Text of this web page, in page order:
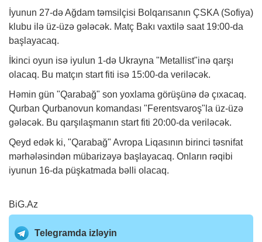
İyunun 27-də Ağdam təmsilçisi Bolqarısanın ÇSKA (Sofiya)
klubu ilə üz-üzə gələcək. Matç Bakı vaxtilə saat 19:00-da
başlayacaq.
İkinci oyun isə iyulun 1-də Ukrayna "Metallist"inə qarşı
olacaq. Bu matçın start fiti isə 15:00-da veriləcək.
Həmin gün "Qarabağ" son yoxlama görüşünə də çıxacaq.
Qurban Qurbanovun komandası "Ferentsvaroş"la üz-üzə
gələcək. Bu qarşılaşmanın start fiti 20:00-da veriləcək.
Qeyd edək ki, "Qarabağ" Avropa Liqasının birinci təsnifat
mərhələsindən mübarizəyə başlayacaq. Onların rəqibi
iyunun 16-da püşkatmada bəlli olacaq.
BiG.Az
Telegramda izləyin